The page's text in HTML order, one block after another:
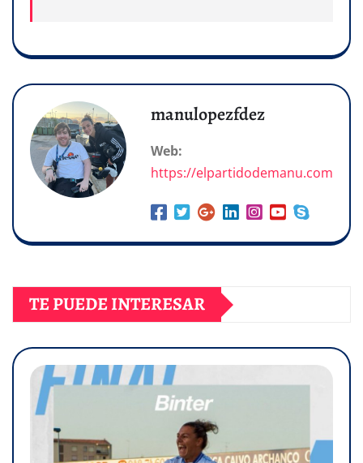
manulopezfdez
Web:
https://elpartidodemanu.com
TE PUEDE INTERESAR